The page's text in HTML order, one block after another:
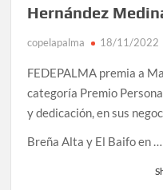
Hernández
copelapalma 18/11/2022
FEDEPALMA premia a
categoría Premio
y dedicación, en sus
Breña Alta y El Baifo en …